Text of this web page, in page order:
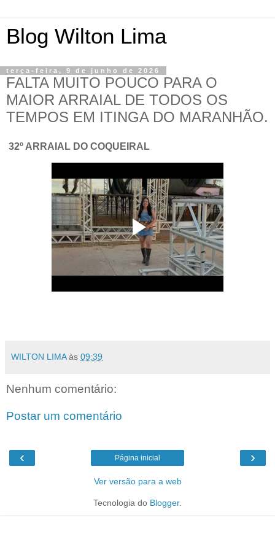
Blog Wilton Lima
terça-feira, 9 de junho de 2026
FALTA MUITO POUCO PARA O
MAIOR ARRAIAL DE TODOS OS
TEMPOS EM ITINGA DO MARANHÃO.
32º ARRAIAL DO COQUEIRAL
WILTON LIMA às 09:39
Nenhum comentário:
Postar um comentário
‹ ›
Página inicial
Ver versão para a web
Tecnologia do Blogger.